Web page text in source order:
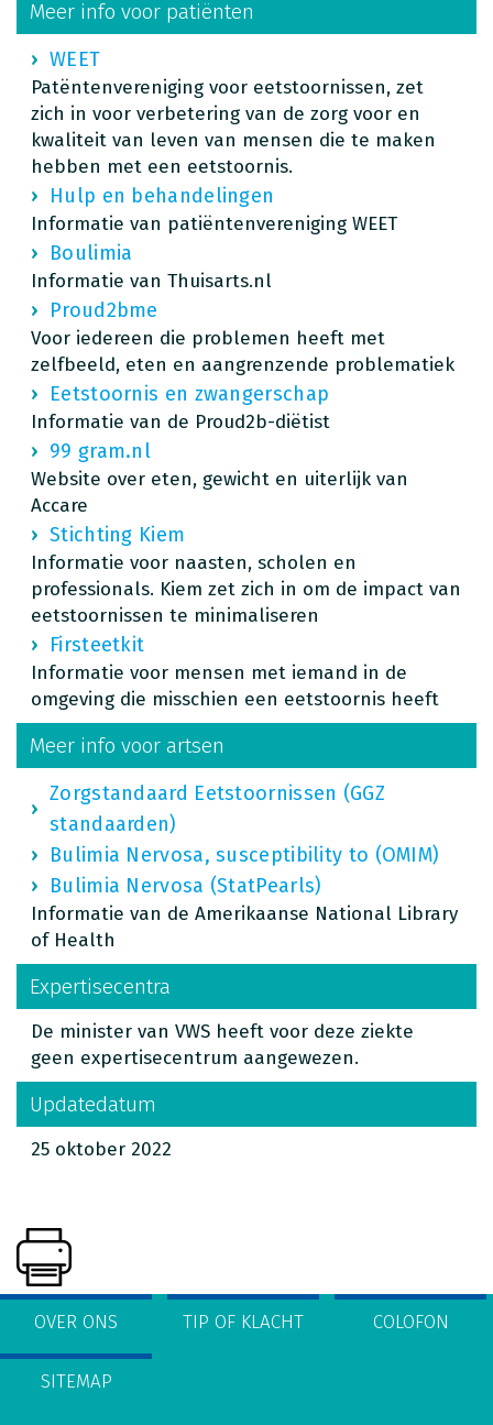
Meer info voor patiënten
WEET
Patëntenvereniging voor eetstoornissen, zet
zich in voor verbetering van de zorg voor en
kwaliteit van leven van mensen die te maken
hebben met een eetstoornis.
Hulp en behandelingen
Informatie van patiëntenvereniging WEET
Boulimia
Informatie van Thuisarts.nl
Proud2bme
Voor iedereen die problemen heeft met
zelfbeeld, eten en aangrenzende problematiek
Eetstoornis en zwangerschap
Informatie van de Proud2b-diëtist
99 gram.nl
Website over eten, gewicht en uiterlijk van
Accare
Stichting Kiem
Informatie voor naasten, scholen en
professionals. Kiem zet zich in om de impact van
eetstoornissen te minimaliseren
Firsteetkit
Informatie voor mensen met iemand in de
omgeving die misschien een eetstoornis heeft
Meer info voor artsen
Zorgstandaard Eetstoornissen (GGZ
standaarden)
Bulimia Nervosa, susceptibility to (OMIM)
Bulimia Nervosa (StatPearls)
Informatie van de Amerikaanse National Library
of Health
Expertisecentra
De minister van VWS heeft voor deze ziekte
geen expertisecentrum aangewezen.
Updatedatum
25 oktober 2022
OVER ONS TIP OF KLACHT COLOFON
SITEMAP